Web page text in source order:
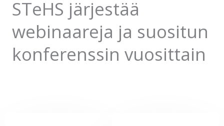
STeHS järjestää
webinaareja ja suositun
konferenssin vuosittain